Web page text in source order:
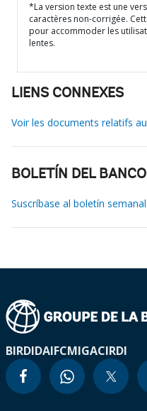
*La version texte est une
caractères non-corrigée.
pour accommoder les
lentes.
LIENS CONNEXES
Voir les documents relatifs
BOLETÍN DEL
Suscríbase al boletín
BIRDIDAIFCMIGACIRDI